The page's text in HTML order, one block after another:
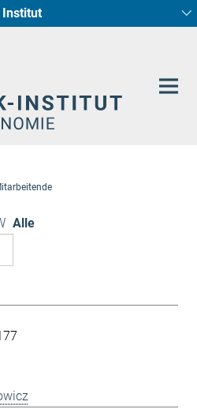
Institut
Fundamentalphysik
Galaxienentwicklung
Alle